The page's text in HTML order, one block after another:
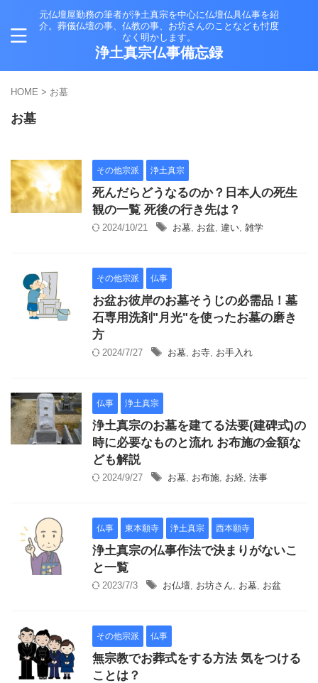
元仏壇屋勤務の筆者が浄土真宗を中心に仏壇仏具仏事を紹
介。葬儀仏壇の事、仏教の事、お坊さんのことなども忖度
なく明かします。
浄土真宗仏事備忘録
HOME > お墓
お墓
その他宗派 浄土真宗
死んだらどうなるのか？日本人の死生
観の一覧 死後の行き先は？
2024/10/21 お墓, お盆, 違い, 雑学
その他宗派 仏事
お盆お彼岸のお墓そうじの必需品！墓
石専用洗剤"月光"を使ったお墓の磨き
方
2024/7/27 お墓, お寺, お手入れ
仏事 浄土真宗
浄土真宗のお墓を建てる法要(建碑式)の
時に必要なものと流れ お布施の金額な
ども解説
2024/9/27 お墓, お布施, お経, 法事
仏事 東本願寺 浄土真宗 西本願寺
浄土真宗の仏事作法で決まりがないこ
と一覧
2023/7/3 お仏壇, お坊さん, お墓, お盆
その他宗派 仏事
無宗教でお葬式をする方法 気をつける
ことは？